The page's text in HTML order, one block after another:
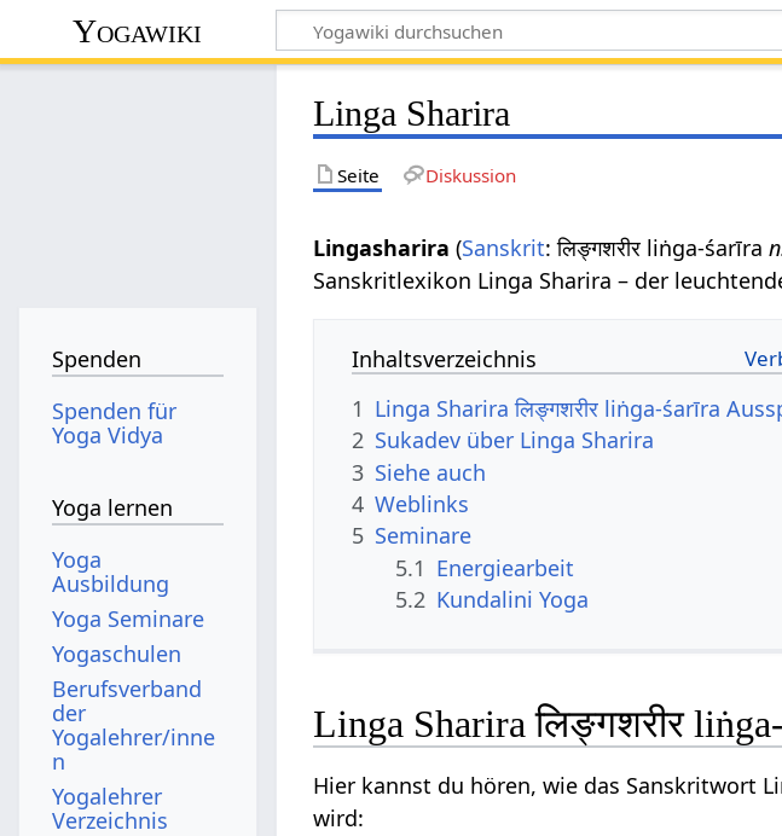
Yogawiki
Linga Sharira
Seite Diskussion
Lingasharira (Sanskrit: लिङ्गशरीर liṅga-śarīra
Sanskritlexikon Linga Sharira – der
Inhaltsverzeichnis
1 Linga Sharira लिङ्गशरीर liṅga-śarīra
2 Sukadev über Linga Sharira
3 Siehe auch
4 Weblinks
5 Seminare
5.1 Energiearbeit
5.2 Kundalini Yoga
Linga Sharira लिङ्गशरीर
Hier kannst du hören, wie das Sanskritwort
wird:
Spenden
Spenden für
Yoga Vidya
Yoga lernen
Yoga
Ausbildung
Yoga Seminare
Yogaschulen
Berufsverband
der
Yogalehrer/inne
n
Yogalehrer
Verzeichnis